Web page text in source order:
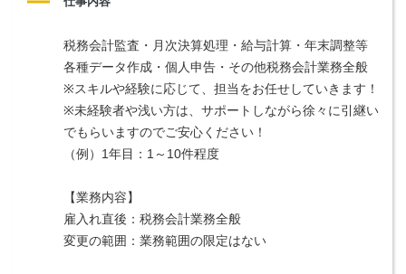
税務会計監査・月次決算処理・給与計算・年末調整等
各種データ作成・個人申告・その他税務会計業務全般
※スキルや経験に応じて、担当をお任せしていきます！
※未経験者や浅い方は、サポートしながら徐々に引継い
でもらいますのでご安心ください！
（例）1年目：1～10件程度
【業務内容】
雇入れ直後：税務会計業務全般
変更の範囲：業務範囲の限定はない